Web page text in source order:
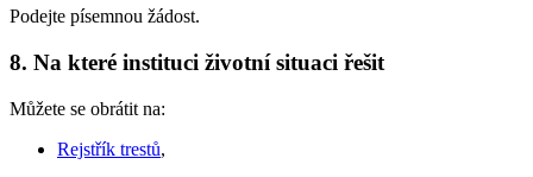
Podejte písemnou žádost.
8. Na které instituci životní situaci řešit
Můžete se obrátit na:
Rejstřík trestů,